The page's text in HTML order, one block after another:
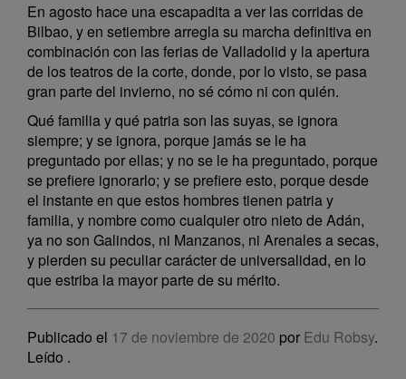
En agosto hace una escapadita a ver las corridas de
Bilbao, y en setiembre arregla su marcha definitiva en
combinación con las ferias de Valladolid y la apertura
de los teatros de la corte, donde, por lo visto, se pasa
gran parte del invierno, no sé cómo ni con quién.
Qué familia y qué patria son las suyas, se ignora
siempre; y se ignora, porque jamás se le ha
preguntado por ellas; y no se le ha preguntado, porque
se prefiere ignorarlo; y se prefiere esto, porque desde
el instante en que estos hombres tienen patria y
familia, y nombre como cualquier otro nieto de Adán,
ya no son Galindos, ni Manzanos, ni Arenales a secas,
y pierden su peculiar carácter de universalidad, en lo
que estriba la mayor parte de su mérito.
Publicado el 17 de noviembre de 2020 por Edu Robsy.
Leído .